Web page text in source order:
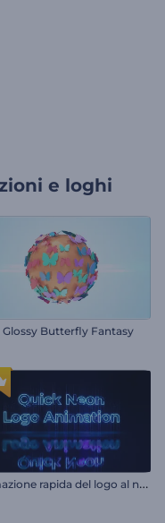
e loghi
Glossy Butterfly Fantasy
A
nimazione rapida del logo al neon